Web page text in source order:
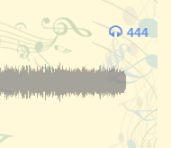
444